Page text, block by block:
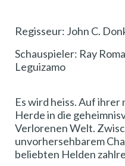
Regisseur: John C.
Schauspieler: Ray
Leguizamo
Es wird heiss. Auf
Herde in die
Verlorenen Welt.
unvorhersehbarem
beliebten Helden